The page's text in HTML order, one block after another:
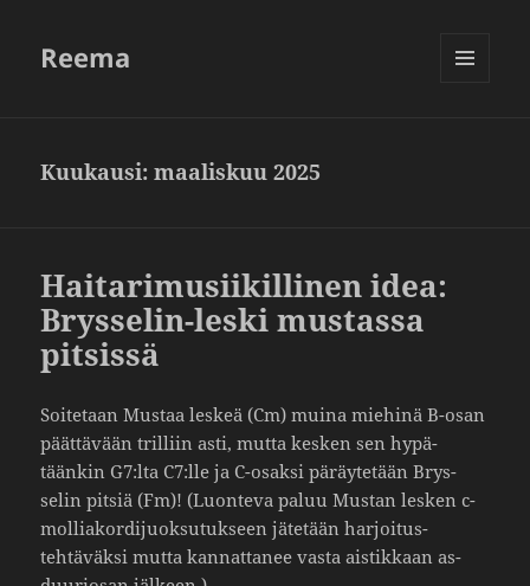
Reema
Kuukausi:maaliskuu 2025
Haitarimusiikillinen idea:
Brysselin-leski mustassa
pitsissä
Soite­taan Mustaa leskeä (Cm) muina miehinä B-osan
päät­tä­vään tril­liin asti, mutta kesken sen hypä­
täänkin G7:lta C7:lle ja C-osaksi päräy­te­tään Brys­
selin pitsiä (Fm)! (Luon­teva paluu Mustan lesken c-
mollia­kor­di­juok­su­tuk­seen jäte­tään harjoitus­
tehtäväksi mutta kannat­tanee vasta aistik­kaan as-